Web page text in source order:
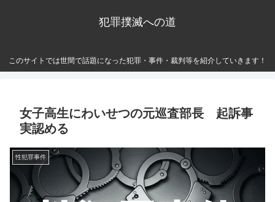
犯罪撲滅への道
このサイトでは世間で話題になった犯罪・事件・裁判等を紹介していきます！
女子高生にわいせつの元巡査部長 起訴事
実認める
性犯罪事件